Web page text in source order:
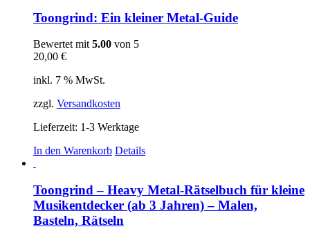
Toongrind: Ein kleiner Metal-Guide
Bewertet mit5.00 von 5
20,00 €
inkl. 7 % MwSt.
zzgl. Versandkosten
Lieferzeit: 1-3 Werktage
In den Warenkorb Details
Toongrind – Heavy Metal-Rätselbuch für kleine
Musikentdecker (ab 3 Jahren) – Malen,
Basteln, Rätseln